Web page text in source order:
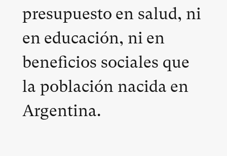
presupuesto en salud, ni
en educación, ni en
beneficios sociales que
la población nacida en
Argentina.